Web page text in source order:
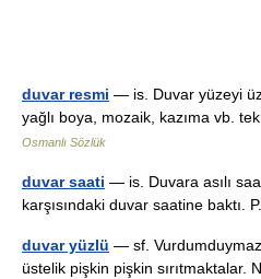
duvar resmi — is. Duvar yüzeyi
yağlı boya, mozaik, kazıma vb.
Osmanlı Sözlük
duvar saati — is. Duvara asılı
karşısındaki duvar saatine baktı.
duvar yüzlü — sf. Vurdumduymaz
üstelik pişkin pişkin